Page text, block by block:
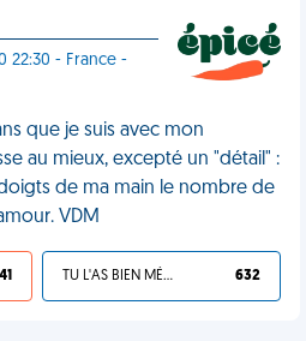
22:30 - France -
que je suis avec mon
au mieux, excepté un "détail" :
de ma main le nombre de
VDM
TU L'AS BIEN MÉRITÉ 632